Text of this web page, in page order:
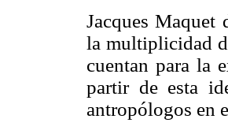
Jacques
la multiplicidad
cuentan para la
partir de esta
antropólogos en